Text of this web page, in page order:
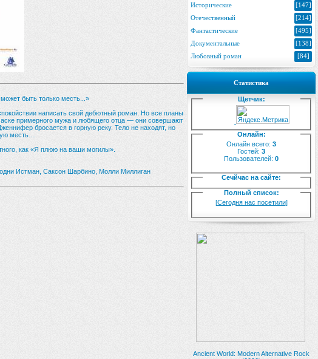
Исторические
[147]
Отечественный
[214]
Фантастические
[495]
Документальные
[138]
Любовный роман
[84]
Статистика
Щетчик:
Онлайн:
Онлайн всего: 3
Гостей: 3
Пользователей: 0
Сечйчас на сайте:
Полный список:
[Сегодня нас посетили]
Ancient World: Modern Alternative Rock
быть только месть...»
написать свой дебютный роман. Но все планы
примерного мужа и любящего отца — они совершают
бросается в горную реку. Тело не находят, но
месть…
как «Я плюю на ваши могилы».
Истман, Саксон Шарбино, Молли Миллиган